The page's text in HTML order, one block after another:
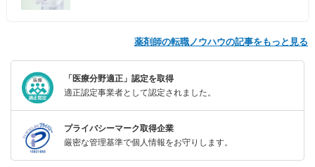
薬剤師の転職ノウハウの記事をもっと見る
「医療分野適正」認定を取得
適正認定事業者として認定されました。
プライバシーマーク取得企業
厳密な管理基準で個人情報をお守りします。